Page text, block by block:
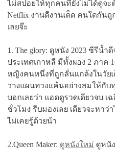
ไม่สปอยให้ทุกคนที่ยังไม่ได้ดูจะ
Netflix งานดีงานเด็ด คนใดกัน
เลยจ๊ะ
1. The glory: ดูหนัง 2023 ซีรีน้
ประเทศเกาหลี มีทั้งผอง 2 ภาค
หญิงคนหนึ่งที่ถูกลั่นแกล้งในวัย
วางแผนทวงแค้นอย่างสมให้กับ
บอกเลยว่า แอดดูรวดเดียวจบ
ชั่วโมง รีบมองเลย เดียวจะหาว่
ไม่เคยรู้ด้วยน้า
2.Queen Maker: ดูหนังใหม่ ดูหนั